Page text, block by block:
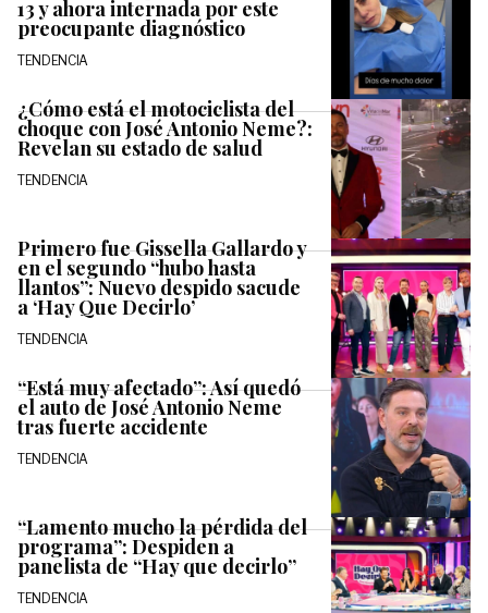
13 y ahora internada por este
preocupante diagnóstico
TENDENCIA
¿Cómo está el motociclista del
choque con José Antonio Neme?:
Revelan su estado de salud
TENDENCIA
Primero fue Gissella Gallardo y
en el segundo “hubo hasta
llantos”: Nuevo despido sacude
a ‘Hay Que Decirlo’
TENDENCIA
“Está muy afectado”: Así quedó
el auto de José Antonio Neme
tras fuerte accidente
TENDENCIA
“Lamento mucho la pérdida del
programa”: Despiden a
panelista de “Hay que decirlo”
TENDENCIA